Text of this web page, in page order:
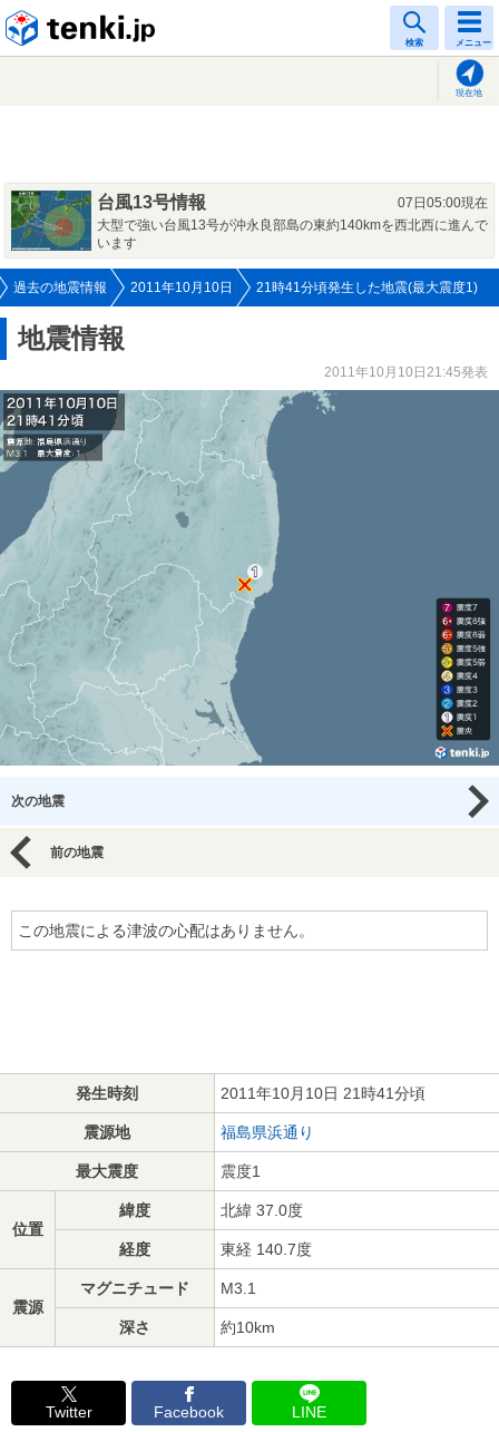
検索 メニュー
現在地
台風13号情報
07日05:00現在
大型で強い台風13号が沖永良部島の東約140kmを西北西に進んで
います
過去の地震情報 2011年10月10日 21時41分頃発生した地震(最大震度1)
地震情報
2011年10月10日21:45発表
次の地震
前の地震
この地震による津波の心配はありません。
発生時刻 2011年10月10日 21時41分頃
震源地 福島県浜通り
最大震度 震度1
位置
緯度 北緯 37.0度
経度 東経 140.7度
震源
マグニチュード M3.1
深さ 約10km
Twitter Facebook LINE